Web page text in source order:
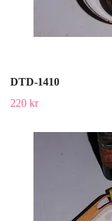
DTD-1410
220 kr